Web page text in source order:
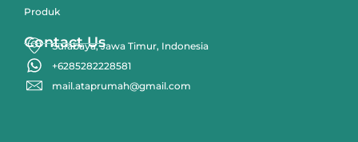
Produk
Contact Us
Surabaya, Jawa Timur, Indonesia
+6285282228581
mail.ataprumah@gmail.com